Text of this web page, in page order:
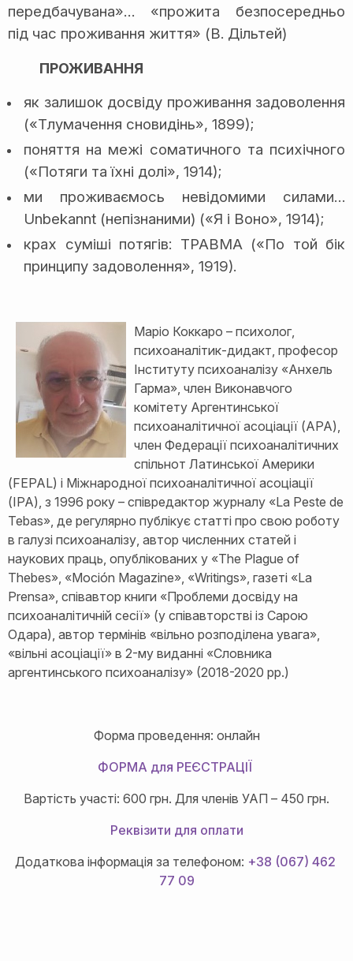
передбачувана»… «прожита безпосередньо
під час проживання життя» (В. Дільтей)
ПРОЖИВАННЯ
як залишок досвіду проживання задоволення
(«Тлумачення сновидінь», 1899);
поняття на межі соматичного та психічного
(«Потяги та їхні долі», 1914);
ми проживаємось невідомими силами…
Unbekannt (непізнаними) («Я і Воно», 1914);
крах суміші потягів: ТРАВМА («По той бік
принципу задоволення», 1919).
Маріо Коккаро – психолог,
психоаналітик-дидакт, професор
Інституту психоаналізу «Анхель
Гарма», член Виконавчого
комітету Аргентинської
психоаналітичної асоціації (APA),
член Федерації психоаналітичних
спільнот Латинської Америки
(FEPAL) і Міжнародної психоаналітичної асоціації
(IPA), з 1996 року – співредактор журналу «La Peste de
Tebas», де регулярно публікує статті про свою роботу
в галузі психоаналізу, автор численних статей і
наукових праць, опублікованих у «The Plague of
Thebes», «Moción Magazine», «Writings», газеті «La
Prensa», співавтор книги «Проблеми досвіду на
психоаналітичній сесії» (у співавторстві із Сарою
Одара), автор термінів «вільно розподілена увага»,
«вільні асоціації» в 2-му виданні «Словника
аргентинського психоаналізу» (2018-2020 рр.)
Форма проведення: онлайн
ФОРМА для РЕЄСТРАЦІЇ
Вартість участі: 600 грн. Для членів УАП – 450 грн.
Реквізити для оплати
Додаткова інформація за телефоном: +38 (067) 462
77 09